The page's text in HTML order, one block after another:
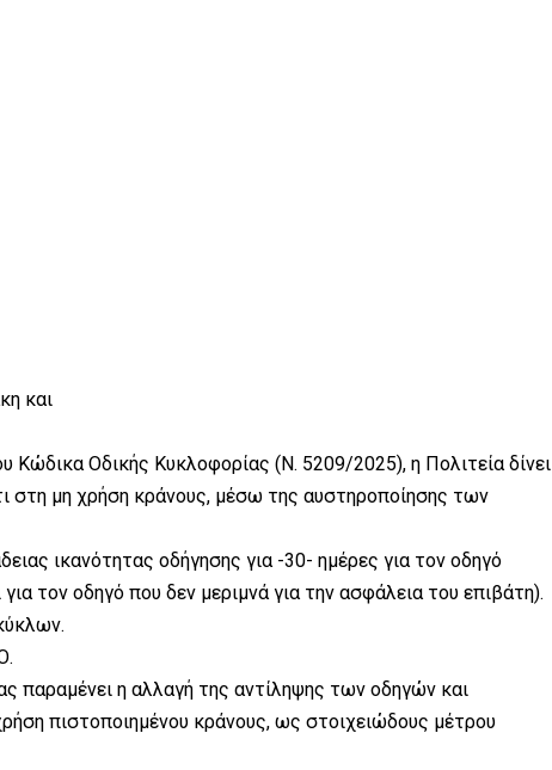
και
Κώδικα Οδικής Κυκλοφορίας (Ν. 5209/2025), η Πολιτεία δίνει
στη μη χρήση κράνους, μέσω της αυστηροποίησης των
ικανότητας οδήγησης για -30- ημέρες για τον οδηγό
τον οδηγό που δεν μεριμνά για την ασφάλεια του επιβάτη).
παραμένει η αλλαγή της αντίληψης των οδηγών και
πιστοποιημένου κράνους, ως στοιχειώδους μέτρου